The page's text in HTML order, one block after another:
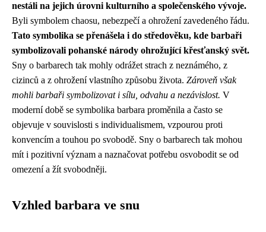
nestáli na jejich úrovni kulturního a společenského vývoje.
Byli symbolem chaosu, nebezpečí a ohrožení zavedeného řádu.
Tato symbolika se přenášela i do středověku, kde barbaři
symbolizovali pohanské národy ohrožující křesťanský svět.
Sny o barbarech tak mohly odrážet strach z neznámého, z
cizinců a z ohrožení vlastního způsobu života. Zároveň však
mohli barbaři symbolizovat i sílu, odvahu a nezávislost. V
moderní době se symbolika barbara proměnila a často se
objevuje v souvislosti s individualismem, vzpourou proti
konvencím a touhou po svobodě. Sny o barbarech tak mohou
mít i pozitivní význam a naznačovat potřebu osvobodit se od
omezení a žít svobodněji.
Vzhled barbara ve snu